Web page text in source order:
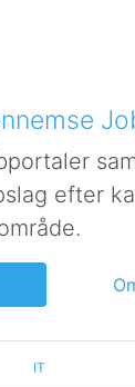
efter
IT